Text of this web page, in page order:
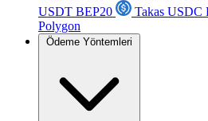
USDT BEP20
Takas USDC
Polygon
Ödeme Yöntemleri